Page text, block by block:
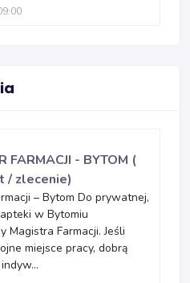
FARMACJI - BYTOM (
/ zlecenie)
– Bytom Do prywatnej,
w Bytomiu
Magistra Farmacji. Jeśli
miejsce pracy, dobrą